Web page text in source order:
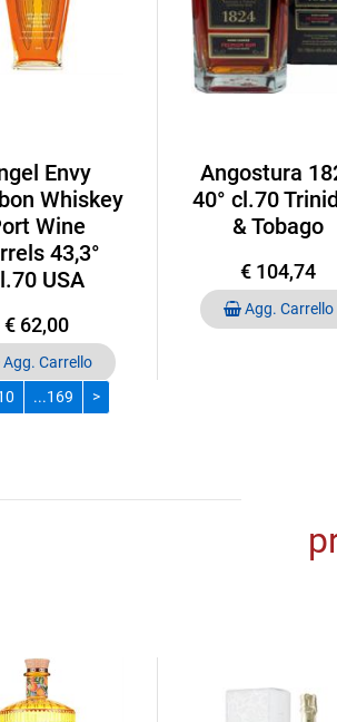
Envy
Whiskey
Wine
43,3°
USA
€ 62,00
Quantità
Agg. Carrello
Angostura
40° cl.70
& Tobago
€ 104,74
Quantità
Agg. Carrello
...169 >